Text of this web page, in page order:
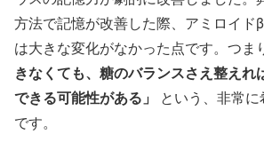
方法で記憶が改善した際、アミロイド
は大きな変化がなかった点です。つま
きなくても、糖のバランスさえ整えれ
できる可能性がある」
という、非常
です。